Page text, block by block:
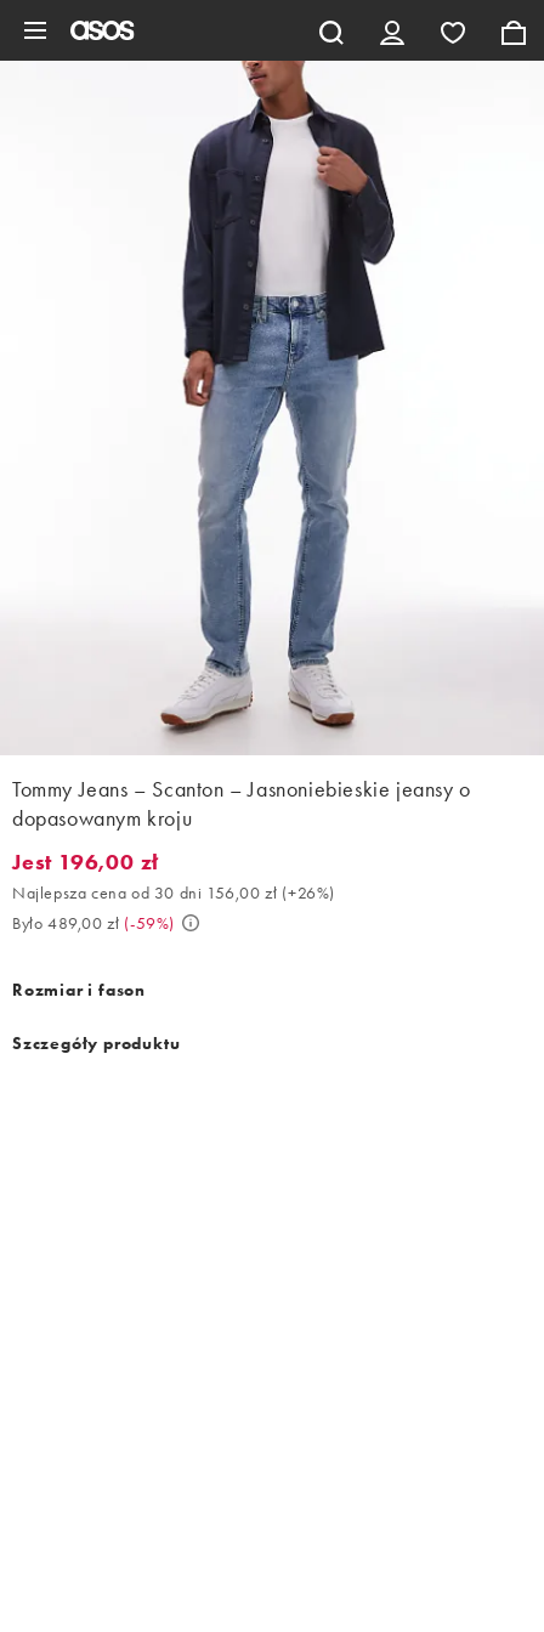
Tommy Jeans – Scanton – Jasnoniebieskie jeansy o
dopasowanym kroju
Jest 196,00 zł. Najlepsza cena od 30 dni 156,00 zł (+26%).
Jest 196,00 zł
Najlepsza cena od 30 dni 156,00 zł (+26%)
Było 489,00 zł (-59%)
Rozmiar i fason
Szczegóły produktu